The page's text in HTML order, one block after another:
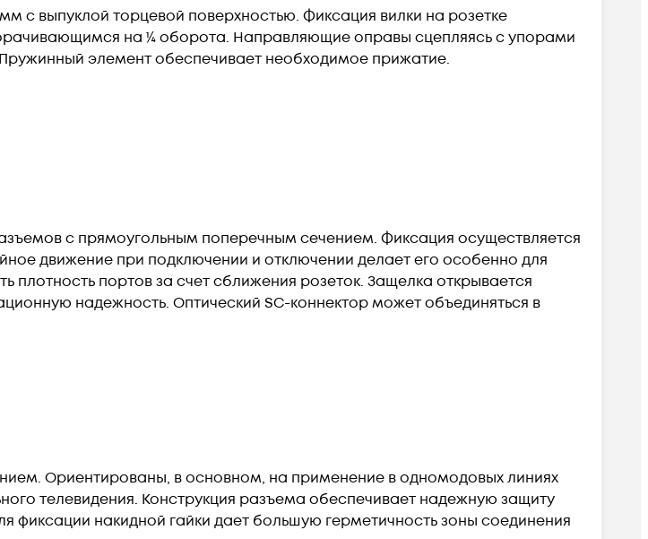
с выпуклой торцевой поверхностью. Фиксация вилки на розетке
на ¼ оборота. Направляющие оправы сцепляясь с упорами
элемент обеспечивает необходимое прижатие.
с прямоугольным поперечным сечением. Фиксация осуществляется
движение при подключении и отключении делает его особенно для
плотность портов за счет сближения розеток. Защелка открывается
надежность. Оптический SC-коннектор может объединяться в
Ориентированы, в основном, на применение в одномодовых линиях
телевидения. Конструкция разъема обеспечивает надежную защиту
фиксации накидной гайки дает большую герметичность зоны соединения